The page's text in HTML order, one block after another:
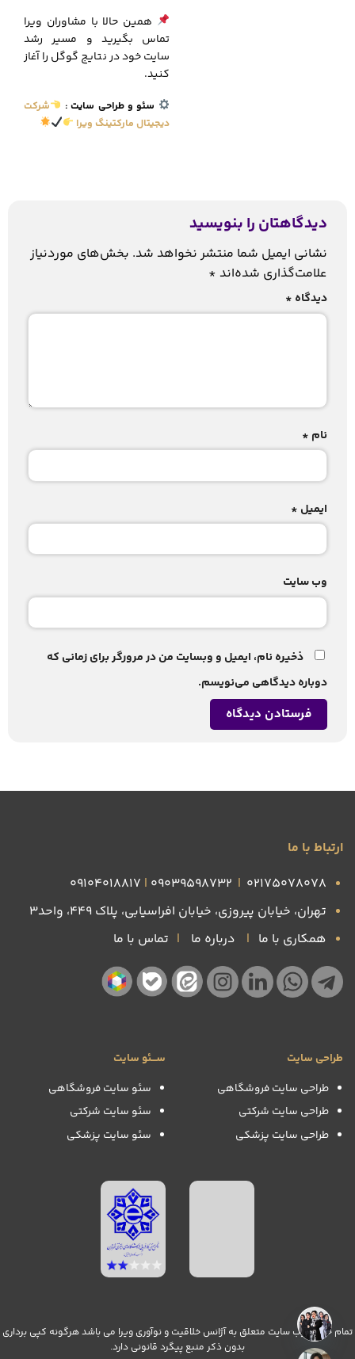
همین حالا با مشاوران ویرا
تماس بگیرید و مسیر رشد
سایت خود در نتایج گوگل را آغاز
کنید.
سئو و طراحی سایت:
شرکت
دیجیتال مارکتینگ ویرا
دیدگاهتان را بنویسید
نشانی ایمیل شما منتشر نخواهد شد. بخش‌های موردنیاز
علامت‌گذاری شده‌اند *
دیدگاه *
نام *
ایمیل *
وب‌ سایت
ذخیره نام، ایمیل و وبسایت من در مرورگر برای زمانی که
دوباره دیدگاهی می‌نویسم.
ارتباط با ما
۰۲۱۷۵۰۷۸۰۷۸ |
09039598732
|
09104018817
تهران، خیابان پیروزی، خیابان افراسیابی، پلاک ۴۴۹، واحد3
همکاری با ما | درباره ما | تماس با ما
طراحی سایت
طراحی سایت فروشگاهی
طراحی سایت شرکتی
طراحی سایت پزشکی
ســـئو سایت
سئو سایت فروشگاهی
سئو سایت شرکتی
سئو سایت پزشکی
تمام حقوق وب سایت متعلق به آژانس خلاقیت و نوآوری ویرا می باشد هرگونه کپی برداری
بدون ذکر منبع پیگرد قانونی دارد.